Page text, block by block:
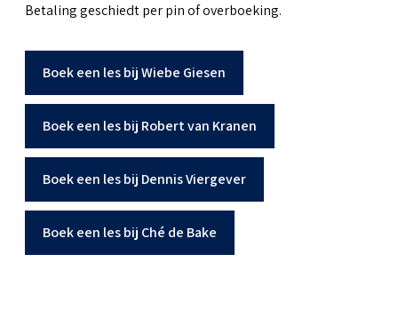
Betaling geschiedt per pin of overboeking.
Boek een les bij Wiebe Giesen
Boek een les bij Robert van Kranen
Boek een les bij Dennis Viergever
Boek een les bij Ché de Bake